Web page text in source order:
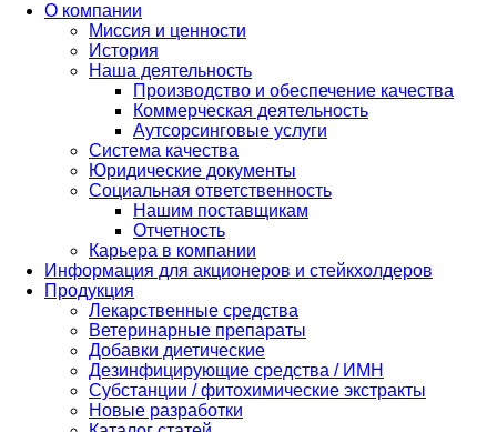
О компании
Миссия и ценности
История
Наша деятельность
Производство и обеспечение качества
Коммерческая деятельность
Аутсорсинговые услуги
Система качества
Юридические документы
Социальная ответственность
Нашим поставщикам
Отчетность
Карьера в компании
Информация для акционеров и стейкхолдеров
Продукция
Лекарственные средства
Ветеринарные препараты
Добавки диетические
Дезинфицирующие средства / ИМН
Субстанции / фитохимические экстракты
Новые разработки